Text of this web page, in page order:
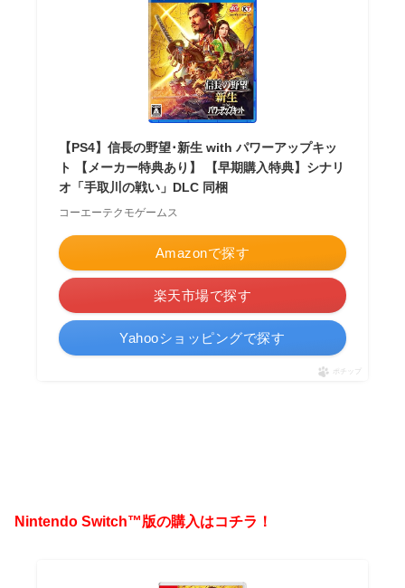
【PS4】信長の野望･新生 with パワーアップキッ
ト 【メーカー特典あり】 【早期購入特典】シナリ
オ「手取川の戦い」DLC 同梱
コーエーテクモゲームス
Amazonで探す
楽天市場で探す
Yahooショッピングで探す
ポチップ
Nintendo Switch™版の購入はコチラ！